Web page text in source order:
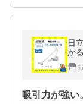
日
かるパック
製
証
吸引力が強い